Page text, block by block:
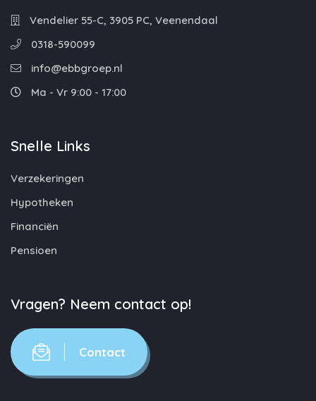
Vendelier 55-C, 3905 PC, Veenendaal
0318-590099
info@ebbgroep.nl
Ma - Vr 9:00 - 17:00
Snelle Links
Verzekeringen
Hypotheken
Financiën
Pensioen
Vragen? Neem contact op!
Contact